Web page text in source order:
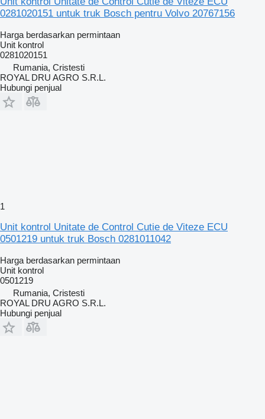
0281020151 untuk truk Bosch pentru Volvo 20767156
Harga berdasarkan permintaan
Unit kontrol
0281020151
Rumania, Cristesti
ROYAL DRU AGRO S.R.L.
Hubungi penjual
1
Unit kontrol Unitate de Control Cutie de Viteze ECU
0501219 untuk truk Bosch 0281011042
Harga berdasarkan permintaan
Unit kontrol
0501219
Rumania, Cristesti
ROYAL DRU AGRO S.R.L.
Hubungi penjual